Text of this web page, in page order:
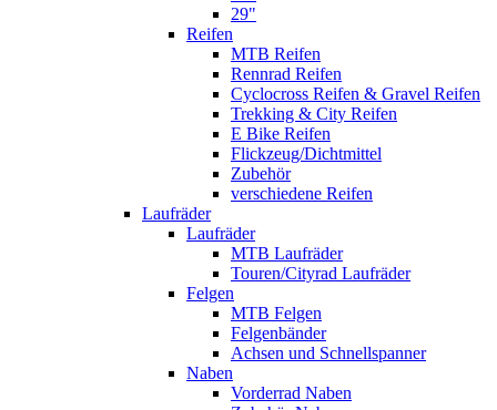
29"
Reifen
MTB Reifen
Rennrad Reifen
Cyclocross Reifen & Gravel Reifen
Trekking & City Reifen
E Bike Reifen
Flickzeug/Dichtmittel
Zubehör
verschiedene Reifen
Laufräder
Laufräder
MTB Laufräder
Touren/Cityrad Laufräder
Felgen
MTB Felgen
Felgenbänder
Achsen und Schnellspanner
Naben
Vorderrad Naben